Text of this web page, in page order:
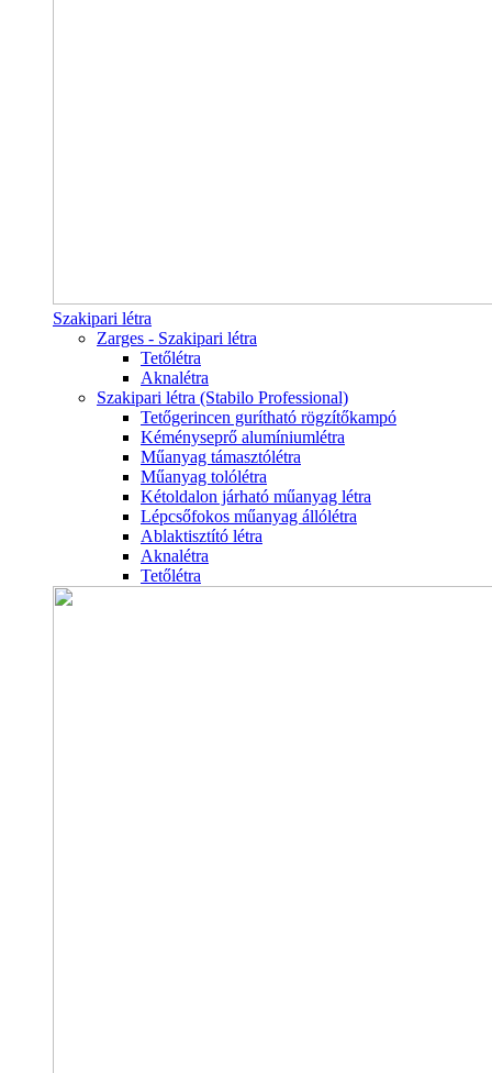
Szakipari létra
Zarges - Szakipari létra
Tetőlétra
Aknalétra
Szakipari létra (Stabilo Professional)
Tetőgerincen gurítható rögzítőkampó
Kéményseprő alumíniumlétra
Műanyag támasztólétra
Műanyag tolólétra
Kétoldalon járható műanyag létra
Lépcsőfokos műanyag állólétra
Ablaktisztító létra
Aknalétra
Tetőlétra